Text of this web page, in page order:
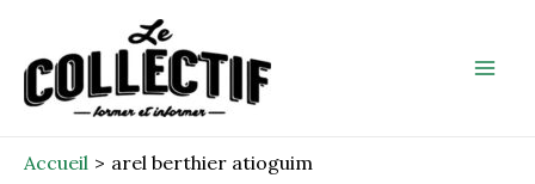
contenu
Accueil arel berthier atioguim